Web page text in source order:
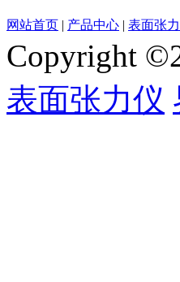
网站首页 | 产品中心 | 表面张
Copyright
表面张力仪